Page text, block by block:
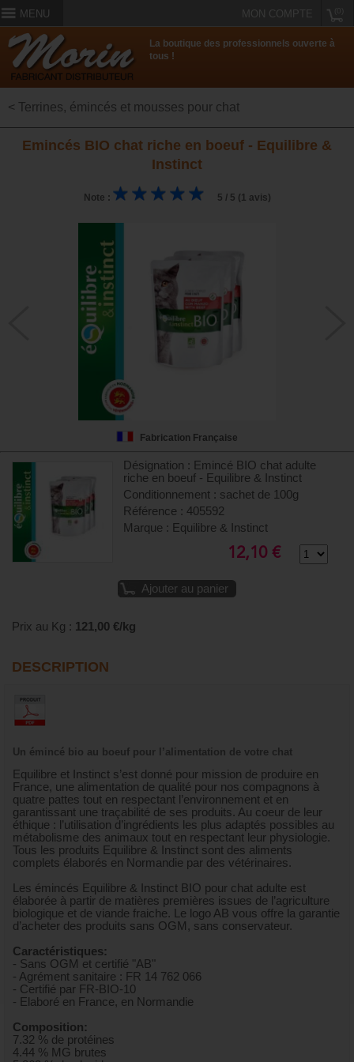
MENU MON COMPTE
La boutique des professionnels ouverte à
tous !
< Terrines, émincés et mousses pour chat
Emincés BIO chat riche en boeuf - Equilibre &
Instinct
Note : 5 / 5 (1 avis)
Fabrication Française
Désignation : Emincé BIO chat adulte
riche en boeuf - Equilibre & Instinct
Conditionnement : sachet de 100g
Référence : 405592
Marque : Equilibre & Instinct
12,10 €
Ajouter au panier
Prix au Kg : 121,00 €/kg
DESCRIPTION
Un émincé bio au boeuf pour l’alimentation de votre chat
Equilibre et Instinct s’est donné pour mission de produire en
France, une alimentation de qualité pour nos compagnons à
quatre pattes tout en respectant l’environnement et en
garantissant une traçabilité de ses produits. Au coeur de leur
éthique : l’utilisation d’ingrédients les plus adaptés possibles au
métabolisme des animaux tout en respectant leur physiologie.
Tous les produits Equilibre & Instinct sont des aliments
complets élaborés en Normandie par des vétérinaires.
Les émincés Equilibre & Instinct BIO pour chat adulte est
élaborée à partir de matières premières issues de l’agriculture
biologique et de viande fraiche. Le logo AB vous offre la garantie
d’acheter des produits sans OGM, sans conservateur.
Caractéristiques:
- Sans OGM et certifié "AB"
- Agrément sanitaire : FR 14 762 066
- Certifié par FR-BIO-10
- Elaboré en France, en Normandie
Composition:
7.32 % de protéines
4.44 % MG brutes